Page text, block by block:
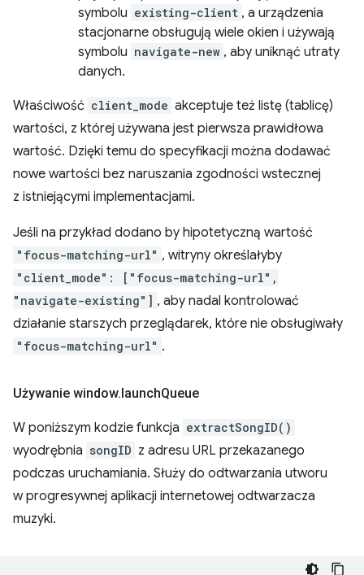
symbolu existing-client , a urządzenia
stacjonarne obsługują wiele okien i używają
symbolu navigate-new , aby uniknąć utraty
danych.
Właściwość client_mode akceptuje też listę (tablicę)
wartości, z której używana jest pierwsza prawidłowa
wartość. Dzięki temu do specyfikacji można dodawać
nowe wartości bez naruszania zgodności wstecznej
z istniejącymi implementacjami.
Jeśli na przykład dodano by hipotetyczną wartość
"focus-matching-url" , witryny określałyby
"client_mode": ["focus-matching-url",
"navigate-existing"] , aby nadal kontrolować
działanie starszych przeglądarek, które nie obsługiwały
"focus-matching-url" .
Używanie window.launchQueue
W poniższym kodzie funkcja extractSongID()
wyodrębnia songID z adresu URL przekazanego
podczas uruchamiania. Służy do odtwarzania utworu
w progresywnej aplikacji internetowej odtwarzacza
muzyki.